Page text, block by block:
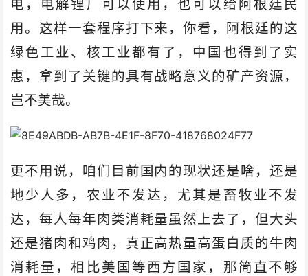
电，电解锂厂可以使用，也可以给阿根廷民
用。这样一套程序打下来，你看，阿根廷的这
绿色工业、核工业都有了，中国也得到了实
惠，拿到了关键的具有战略意义的矿产资源，
岂不美哉。
更不用说，咱们目前国内的现状还是啥，还是
地少人多，农业不发达，尤其是畜牧业不发
达，每人每年肉类消耗量虽然上去了，但大头
还是猪肉和鸡肉，真正高热量高蛋白质的牛肉
消耗量，相比美国等西方国家，那简直不够